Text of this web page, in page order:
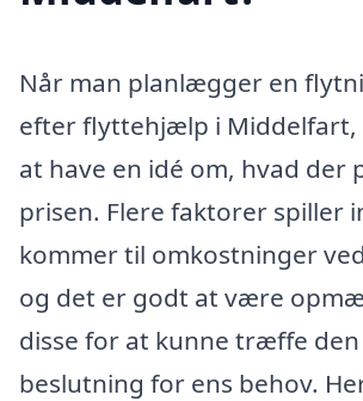
Når man planlægger en
efter flyttehjælp i
at have en idé om, hvad der
prisen. Flere faktorer spiller
kommer til omkostninger
og det er godt at være
disse for at kunne træffe
beslutning for ens behov.